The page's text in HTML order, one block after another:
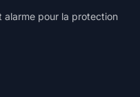
alarme pour la protection